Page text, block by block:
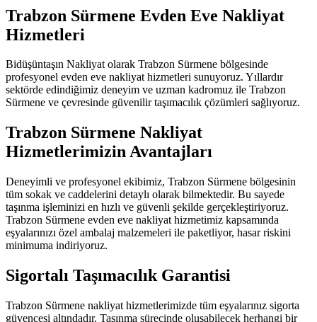
Trabzon Sürmene Evden Eve Nakliyat
Hizmetleri
Bidüşüntaşın Nakliyat olarak Trabzon Sürmene bölgesinde
profesyonel evden eve nakliyat hizmetleri sunuyoruz. Yıllardır
sektörde edindiğimiz deneyim ve uzman kadromuz ile Trabzon
Sürmene ve çevresinde güvenilir taşımacılık çözümleri sağlıyoruz.
Trabzon Sürmene Nakliyat
Hizmetlerimizin Avantajları
Deneyimli ve profesyonel ekibimiz, Trabzon Sürmene bölgesinin
tüm sokak ve caddelerini detaylı olarak bilmektedir. Bu sayede
taşınma işleminizi en hızlı ve güvenli şekilde gerçekleştiriyoruz.
Trabzon Sürmene evden eve nakliyat hizmetimiz kapsamında
eşyalarınızı özel ambalaj malzemeleri ile paketliyor, hasar riskini
minimuma indiriyoruz.
Sigortalı Taşımacılık Garantisi
Trabzon Sürmene nakliyat hizmetlerimizde tüm eşyalarınız sigorta
güvencesi altındadır. Taşınma sürecinde oluşabilecek herhangi bir